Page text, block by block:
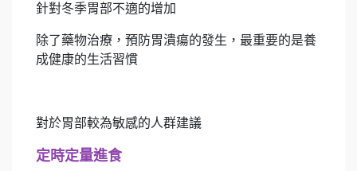
針對冬季胃部不適的增加
除了藥物治療，預防胃潰瘍的發生，最重要的是養
成健康的生活習慣
對於胃部較為敏感的人群建議
定時定量進食